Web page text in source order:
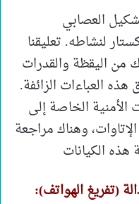
العصابي
لنشاطه. تعليقنا
من اليقظة والقدرات
هذه العباءات الزائفة.
الخاصة إلى
وهناك مراجعة
الكيانات
(تفريغ الهواتف):